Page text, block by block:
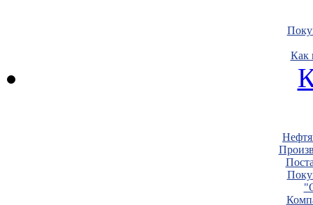
Как